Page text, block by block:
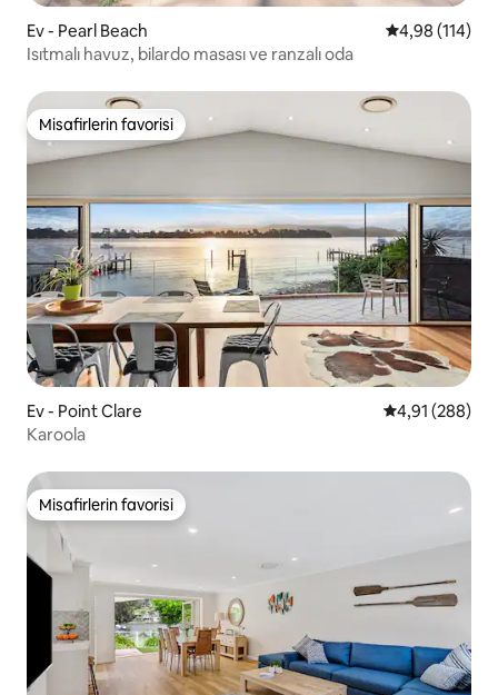
Ev - Pearl Beach 5 üzerinden
4,98 (114)
Isıtmalı havuz, bilardo masası ve ranzalı oda
Misafirlerin favorisi
Misafirlerin favorisi
Ev - Point Clare 5 üzerinden
4,91 (288)
Karoola
Misafirlerin favorisi
Misafirlerin favorisi